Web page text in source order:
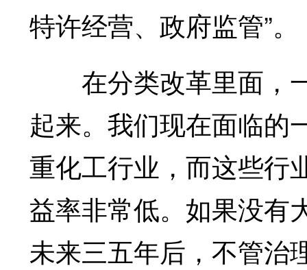
特许经营、政府监管”。
在分类改革里面，
起来。我们现在面临的
重化工行业，而这些行
益率非常低。如果没有
未来三五年后，不管治